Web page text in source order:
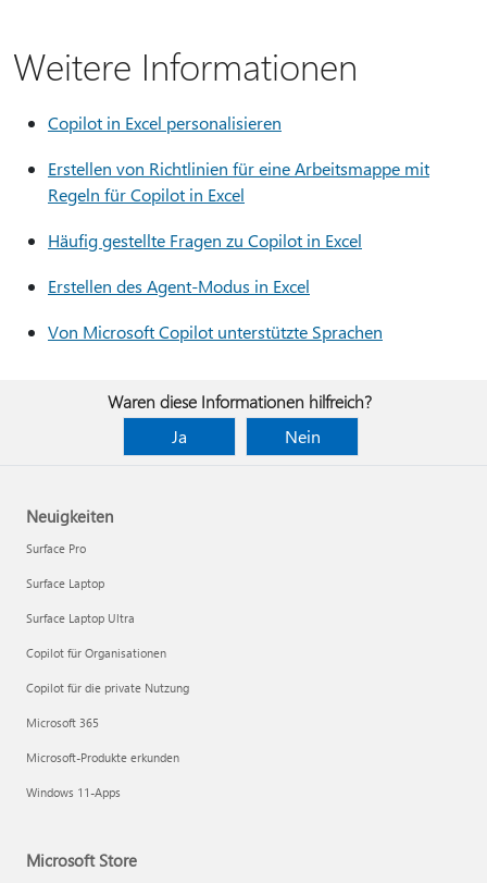
Weitere Informationen
Copilot in Excel personalisieren
Erstellen von Richtlinien für eine Arbeitsmappe mit
Regeln für Copilot in Excel
Häufig gestellte Fragen zu Copilot in Excel
Erstellen des Agent-Modus in Excel
Von Microsoft Copilot unterstützte Sprachen
Waren diese Informationen hilfreich?
Ja
Nein
Neuigkeiten
Surface Pro
Surface Laptop
Surface Laptop Ultra
Copilot für Organisationen
Copilot für die private Nutzung
Microsoft 365
Microsoft-Produkte erkunden
Windows 11-Apps
Microsoft Store